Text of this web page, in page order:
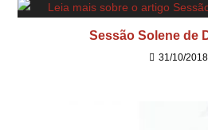
Sessão Solene de
31/10/2018